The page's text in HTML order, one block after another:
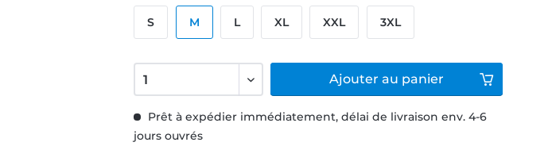
Prêt à expédier immédiatement, délai de livraison env. 4-6
jours ouvrés
S M L XL XXL 3XL
Ajouter au panier